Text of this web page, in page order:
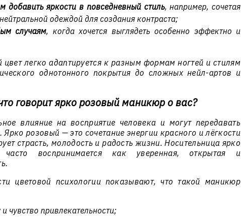
яркости в повседневный стиль, например, сочетая
одеждой для создания контраста;
случаям, когда хочется выглядеть особенно эффектно и
легко адаптируется к разным формам ногтей и стилям
однотонного покрытия до сложных нейл-артов и
говорит ярко розовый маникюр о вас?
влияние на восприятие человека и могут передавать
розовый — это сочетание энергии красного и лёгкости
страсть, молодость и радость жизни. Носительница ярко
воспринимается как уверенная, открытая и
цветовой психологии показывают, что такой маникюр
чувство привлекательности;